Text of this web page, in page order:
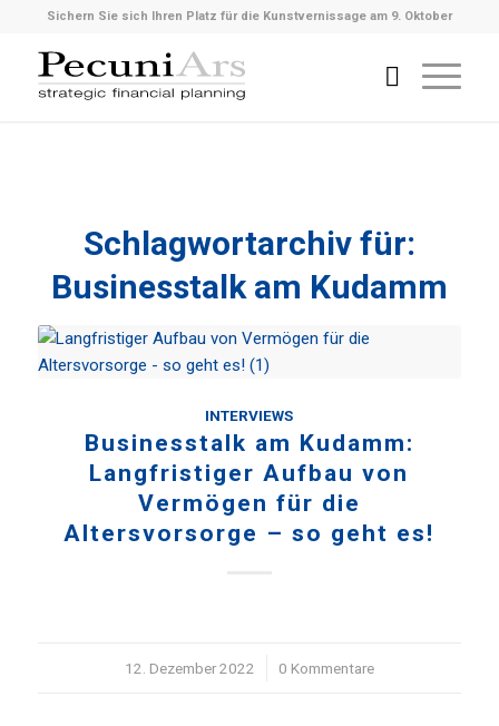
Sichern Sie sich Ihren Platz für die Kunstvernissage am 9. Oktober
Schlagwortarchiv für:
Businesstalk am Kudamm
INTERVIEWS
Businesstalk am Kudamm:
Langfristiger Aufbau von
Vermögen für die
Altersvorsorge – so geht es!
12. Dezember 2022
/ 0 Kommentare